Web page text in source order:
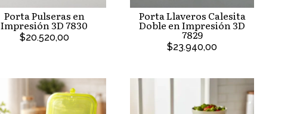
Porta Pulseras en
Impresión 3D 7830
$20.520,00
Porta Llaveros Calesita
Doble en Impresión 3D
7829
$23.940,00